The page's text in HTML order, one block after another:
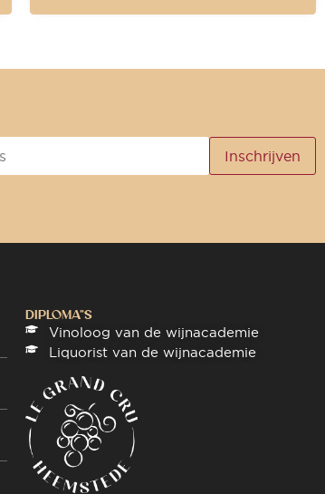
DIPLOMA"S
Vinoloog van de wijnacademie
Liquorist van de wijnacademie